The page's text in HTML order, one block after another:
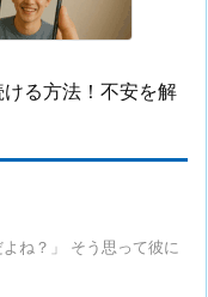
る方法！不安を解
ね？」 そう思って彼に